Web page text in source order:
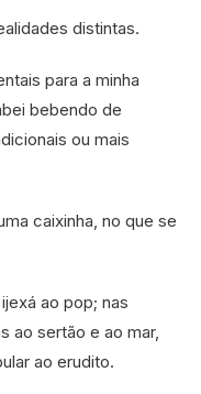
distintas.
para a minha
bebendo de
ou mais
caixinha, no que se
ao pop; nas
ao sertão e ao mar,
ao erudito.